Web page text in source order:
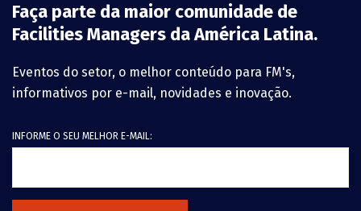
Faça parte da maior comunidade de
Facilities Managers da América Latina.
Eventos do setor, o melhor conteúdo para FM's,
informativos por e-mail, novidades e inovação.
INFORME O SEU MELHOR E-MAIL: